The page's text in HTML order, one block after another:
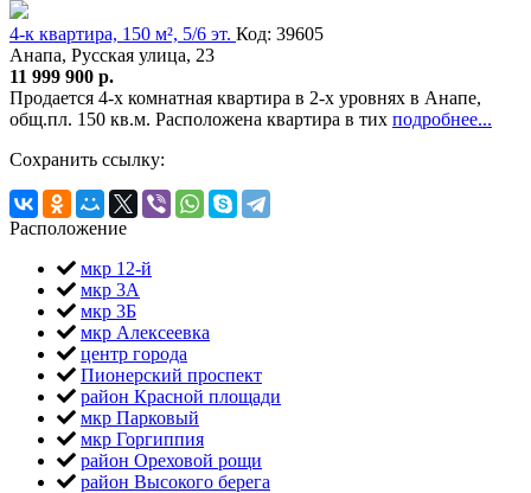
4-к квартира, 150 м², 5/6 эт. Код: 39605
Анапа, Русская улица, 23
11 999 900 р.
Продается 4-х комнатная квартира в 2-х уровнях в Анапе,
общ.пл. 150 кв.м. Расположена квартира в тих подробнее...
Сохранить ссылку:
Расположение
мкр 12-й
мкр 3А
мкр 3Б
мкр Алексеевка
центр города
Пионерский проспект
район Красной площади
мкр Парковый
мкр Горгиппия
район Ореховой рощи
район Высокого берега